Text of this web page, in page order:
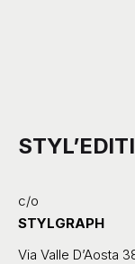
c/o
STYLGRAPH
Via Valle D’Aosta